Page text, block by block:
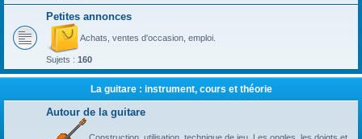
Petites annonces
Achats, ventes d'occasion, emploi.
Sujets : 160
La guitare : instrument, cours et théorie
Autour de la guitare